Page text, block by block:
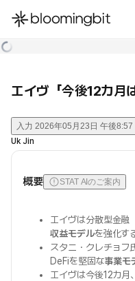
한국어
エイヴ「今後12カ月
入力 2026年05月23日 午後8:57
Uk Jin
概要 STAT AIのご案内
エイヴは分散型金融
収益モデルを強化す
スタニ・クレチョフ
DeFiを堅固な事業モ
エイヴは今後12カ月